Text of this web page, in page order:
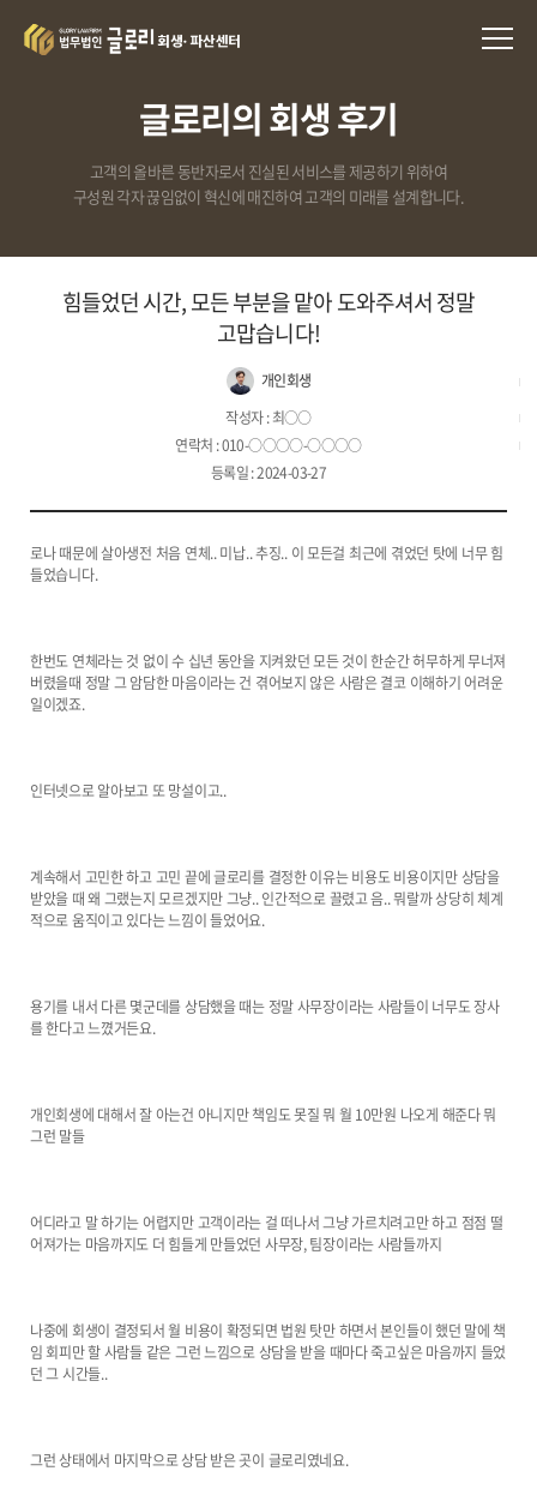
글로리의 회생 후기
고객의 올바른 동반자로서 진실된 서비스를 제공하기 위하여
구성원 각자 끊임없이 혁신에 매진하여 고객의 미래를 설계합니다.
힘들었던 시간, 모든 부분을 맡아 도와주셔서 정말
고맙습니다!
개인회생
작성자 : 최○○
연락처 : 010-○○○○-○○○○
등록일 : 2024-03-27
로나 때문에 살아생전 처음 연체.. 미납.. 추징.. 이 모든걸 최근에 겪었던 탓에 너무 힘
들었습니다.
한번도 연체라는 것 없이 수 십년 동안을 지켜왔던 모든 것이 한순간 허무하게 무너져
버렸을때 정말 그 암담한 마음이라는 건 겪어보지 않은 사람은 결코 이해하기 어려운
일이겠죠.
인터넷으로 알아보고 또 망설이고..
계속해서 고민한 하고 고민 끝에 글로리를 결정한 이유는 비용도 비용이지만 상담을
받았을 때 왜 그랬는지 모르겠지만 그냥.. 인간적으로 끌렸고 음.. 뭐랄까 상당히 체계
적으로 움직이고 있다는 느낌이 들었어요.
용기를 내서 다른 몇군데를 상담했을 때는 정말 사무장이라는 사람들이 너무도 장사
를 한다고 느꼈거든요.
개인회생에 대해서 잘 아는건 아니지만 책임도 못질 뭐 월 10만원 나오게 해준다 뭐
그런 말들
어디라고 말 하기는 어렵지만 고객이라는 걸 떠나서 그냥 가르치려고만 하고 점점 떨
어져가는 마음까지도 더 힘들게 만들었던 사무장, 팀장이라는 사람들까지
나중에 회생이 결정되서 월 비용이 확정되면 법원 탓만 하면서 본인들이 했던 말에 책
임 회피만 할 사람들 같은 그런 느낌으로 상담을 받을 때마다 죽고싶은 마음까지 들었
던 그 시간들..
그런 상태에서 마지막으로 상담 받은 곳이 글로리였네요.